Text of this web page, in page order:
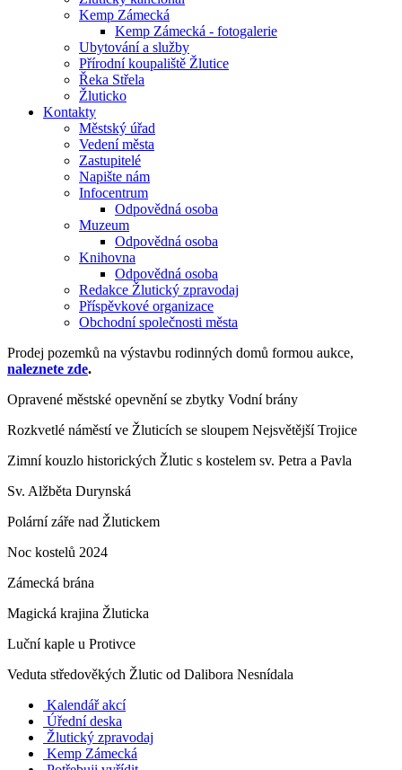
Kemp Zámecká
Kemp Zámecká - fotogalerie
Ubytování a služby
Přírodní koupaliště Žlutice
Řeka Střela
Žluticko
Kontakty
Městský úřad
Vedení města
Zastupitelé
Napište nám
Infocentrum
Odpovědná osoba
Muzeum
Odpovědná osoba
Knihovna
Odpovědná osoba
Redakce Žlutický zpravodaj
Příspěvkové organizace
Obchodní společnosti města
Prodej pozemků na výstavbu rodinných domů formou aukce,
naleznete zde.
Opravené městské opevnění se zbytky Vodní brány
Rozkvetlé náměstí ve Žluticích se sloupem Nejsvětější Trojice
Zimní kouzlo historických Žlutic s kostelem sv. Petra a Pavla
Sv. Alžběta Durynská
Polární záře nad Žlutickem
Noc kostelů 2024
Zámecká brána
Magická krajina Žluticka
Luční kaple u Protivce
Veduta středověkých Žlutic od Dalibora Nesnídala
Kalendář akcí
Úřední deska
Žlutický zpravodaj
Kemp Zámecká